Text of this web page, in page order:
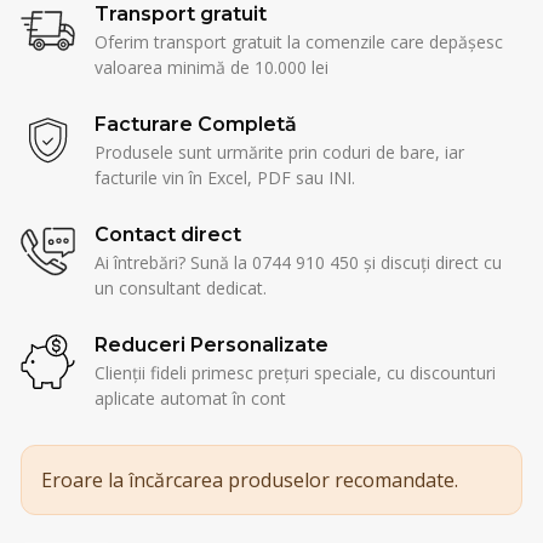
Transport gratuit
Oferim transport gratuit la comenzile care depășesc
valoarea minimă de 10.000 lei
Facturare Completă
Produsele sunt urmărite prin coduri de bare, iar
facturile vin în Excel, PDF sau INI.
Contact direct
Ai întrebări? Sună la 0744 910 450 și discuți direct cu
un consultant dedicat.
Reduceri Personalizate
Clienții fideli primesc prețuri speciale, cu discounturi
aplicate automat în cont
Eroare la încărcarea produselor recomandate.